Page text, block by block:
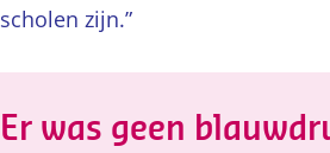
scholen zijn.”
Er was geen